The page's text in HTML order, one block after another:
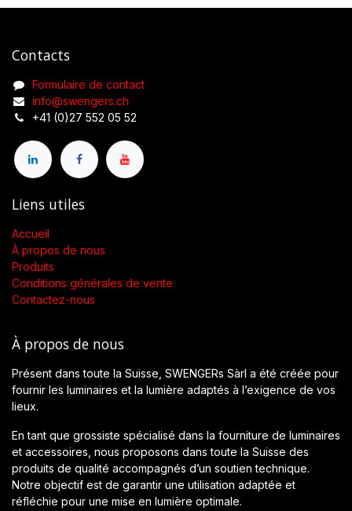
Contacts
Formulaire de contact
info@swengers.ch
+41 (0)27 552 05 52
Liens utiles
Accueil
À propos de nous
Produits
Conditions générales de vente
Contactez-nous
À propos de nous
Présent dans toute la Suisse, SWENGERs Sàrl a été créée pour
fournir les luminaires et la lumière adaptés à l’exigence de vos
lieux.
En tant que grossiste spécialisé dans la fourniture de luminaires
et accessoires, nous proposons dans toute la Suisse des
produits de qualité accompagnés d’un soutien technique.
Notre objectif est de garantir une utilisation adaptée et
réfléchie pour une mise en lumière optimale.